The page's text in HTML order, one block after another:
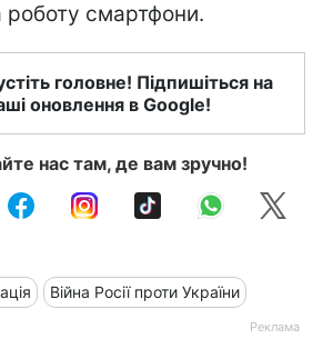
роботу смартфони.
головне! Підпишіться на
оновлення в Google!
нас там, де вам зручно!
Війна Росії проти України